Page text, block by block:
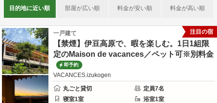
目的地に近い順 部屋が広い順 料金が安い順 料金が高い順
一戸建て
【禁煙】伊豆高原で、暇を楽しむ。1日1組限
定のMaison de vacances／ペット可※別料金
即予約
VACANCES.izukogen
丸ごと貸切
定員7名
寝室1室 浴室1室
注目の宿